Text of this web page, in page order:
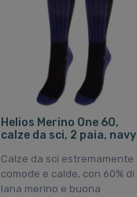
Helios Merino One 60,
calze da sci, 2 paia, navy
Calze da sci estremamente
comode e calde, con 60% di
lana merino e buona